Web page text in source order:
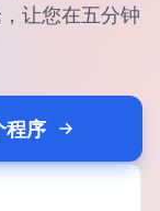
让您在五分钟
序